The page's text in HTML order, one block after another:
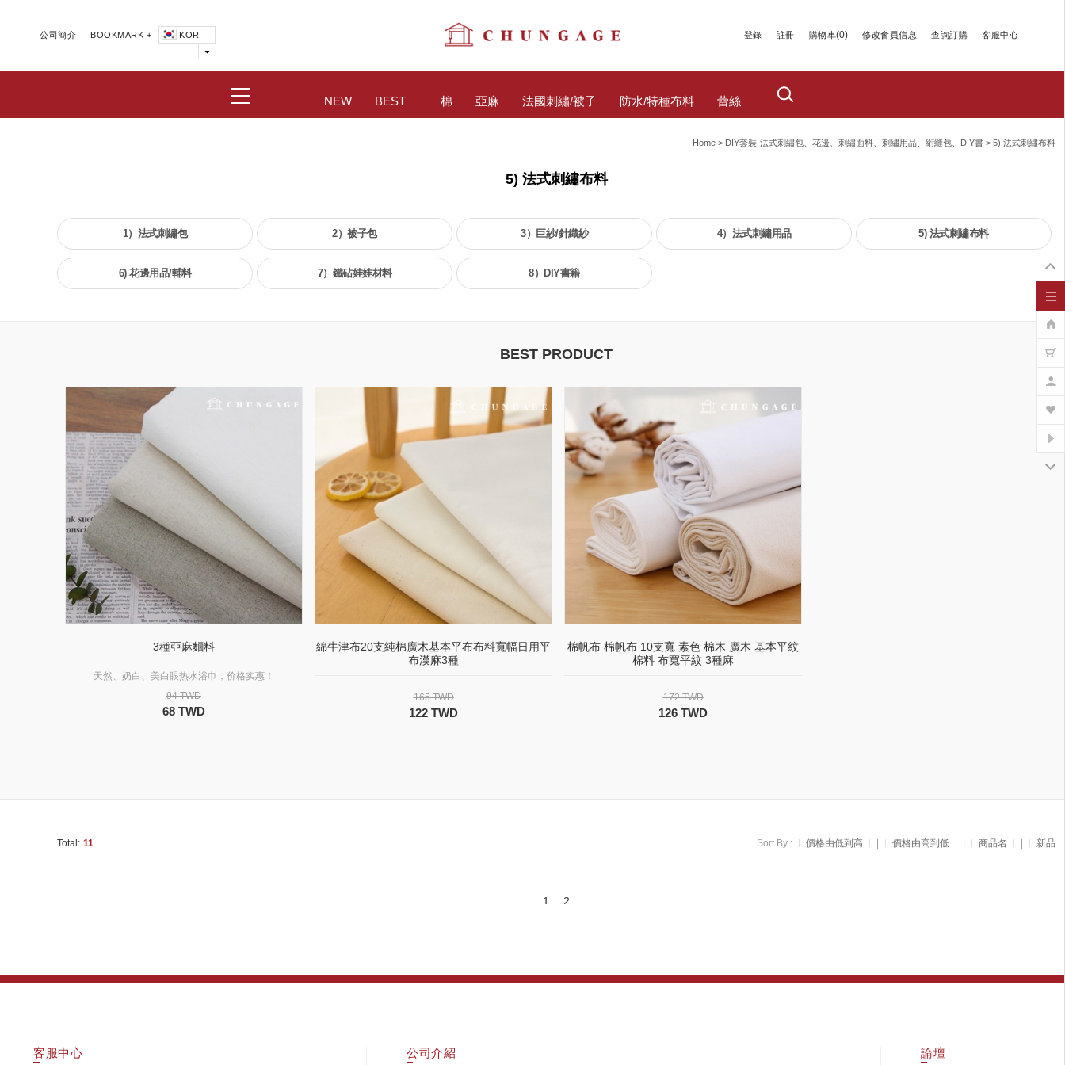
公司簡介 BOOKMARK + KOR 登錄 註冊 購物車(0) 修改會員信息 查詢訂購 客服中心
NEW BEST 棉 亞麻 法國刺繡/被子 防水/特種布料 蕾絲
Home > DIY套裝-法式刺繡包、花邊、刺繡面料、刺繡用品、絎縫包、DIY書 > 5) 法式刺繡布料
5) 法式刺繡布料
1）法式刺繡包 2）被子包 3）巨紗/針織紗 4）法式刺繡用品 5) 法式刺繡布料
6) 花邊用品/輔料 7）鐵砧娃娃材料 8）DIY書籍
BEST PRODUCT
3種亞麻麵料
天然、奶白、美白眼热水浴巾，价格实惠！
94 TWD
68 TWD
綿牛津布20支純棉廣木基本平布布料寬幅日用平
布漢麻3種
165 TWD
122 TWD
棉帆布 棉帆布 10支寬 素色 棉木 廣木 基本平紋
棉料 布寬平紋 3種麻
172 TWD
126 TWD
Total: 11 Sort By : 價格由低到高 價格由高到低 商品名 新品
1 2
客服中心 公司介紹 論壇